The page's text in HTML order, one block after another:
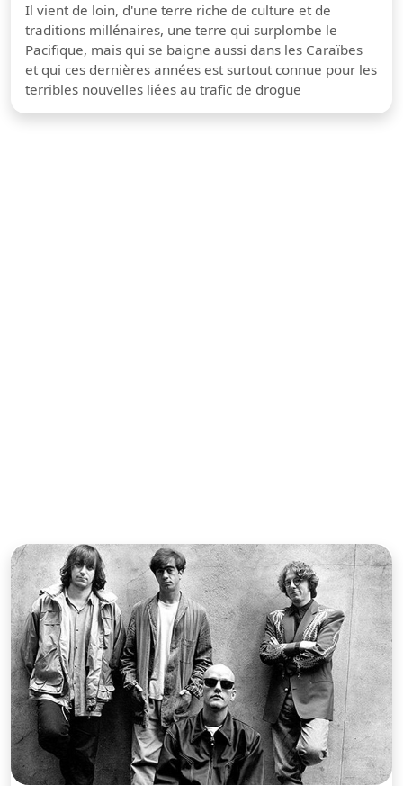
Il vient de loin, d'une terre riche de culture et de
traditions millénaires, une terre qui surplombe le
Pacifique, mais qui se baigne aussi dans les Caraïbes
et qui ces dernières années est surtout connue pour les
terribles nouvelles liées au trafic de drogue